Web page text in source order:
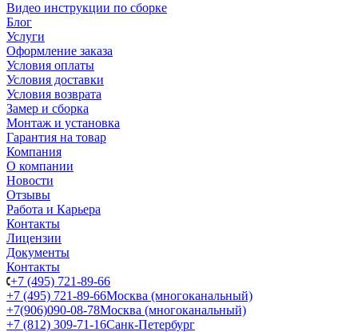
Видео инструкции по сборке
Блог
Услуги
Оформление заказа
Условия оплаты
Условия доставки
Условия возврата
Замер и сборка
Монтаж и установка
Гарантия на товар
Компания
О компании
Новости
Отзывы
Работа и Карьера
Контакты
Лицензии
Документы
Контакты
+7 (495) 721-89-66
+7 (495) 721-89-66Москва (многоканальный)
+7(906)090-08-78Москва (многоканальный)
+7 (812) 309-71-16Санк-Петербург